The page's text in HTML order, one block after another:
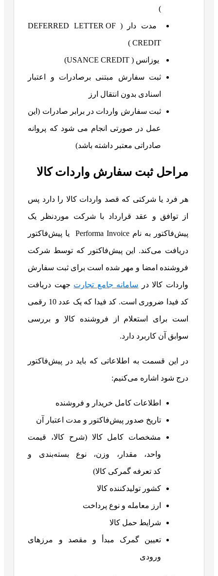
)
مدت دار ( DEFERRED LETTER OF
CREDIT )
یوزانس ( USANCE CREDIT)
ثبت سفارش مبتنی برصادرات و اعتبار
اسنادی بدون انتقال ارز
ثبت سفارش واردات در برابر صادرات (این
عمل در صورتی انجام می شود که پروانه
صادراتی معتبر داشته باشد)
مراحل ثبت سفارش واردات کالا
هر فرد یا شرکتی که قصد واردات کالا را دارد پس
از توافق و عقد قرارداد با شرکت موردنظر یک
پیش‌فاکتور به نام Performa Invoice یا پیش‌فاکتور
دریافت می‌کند. این پیش‌فاکتور که توسط شرکت
فروشنده امضا و مهر شده است برای ثبت سفارش
واردات کالا در سامانه جامع تجارت جهت دریافت
کد فیدا ضروری است. کد فیدا که یک عدد 10 رقمی
است برای استعلام از فروشنده کالا و بررسی
سوابق آن کاربرد دارد.
در این قسمت به اطلاعاتی که باید در پیش‌فاکتور
درج شود اشاره می‌کنیم:
اطلاعات کامل خریدار و فروشنده
تاریخ صدور پیش‌فاکتور و مدت اعتبار آن
مشخصات کامل کالا (شرح کالا، قیمت
واحد، مقدار، وزن، نوع بسته‌بندی و
کد تعرفه گمرکی کالا)
کشور تولیدکننده کالا
ارز معامله و نوع پرداخت
شرایط حمل کالا
تعیین گمرک مبدأ و مقصد و مرزهای
ورودی